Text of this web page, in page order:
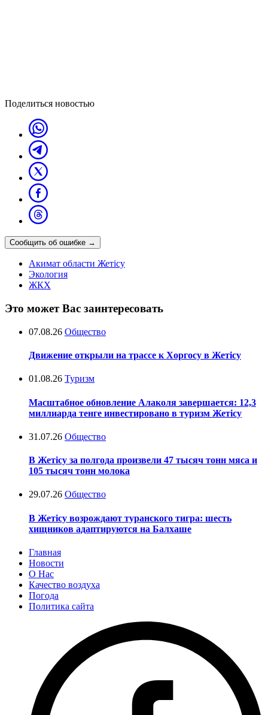
Поделиться новостью
Сообщить об ошибке →
Акимат области Жетісу
Экология
ЖКХ
Это может Вас заинтересовать
07.08.26 Общество
Движение открыли на трассе к Хоргосу в Жетісу
01.08.26 Туризм
Масштабное обновление Алаколя завершается: 12,3
миллиарда тенге инвестировано в туризм Жетісу
31.07.26 Общество
В Жетісу за полгода произвели 47 тысяч тонн мяса и
105 тысяч тонн молока
29.07.26 Общество
В Жетісу возрождают туранского тигра: шесть
хищников адаптируются на Балхаше
Главная
Новости
О Нас
Качество воздуха
Погода
Политика сайта